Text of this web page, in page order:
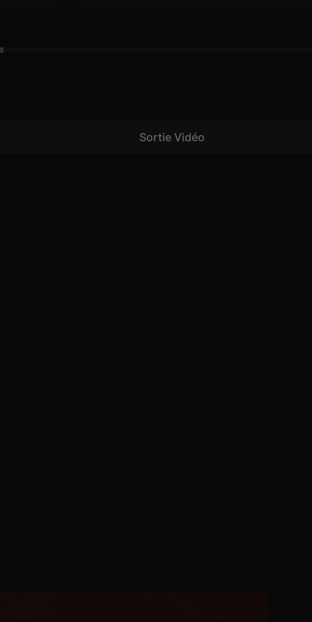
Sortie Vidéo